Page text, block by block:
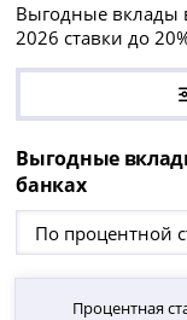
Выгодные вклады
2026 ставки до
вкладов в
срок от 1 до
000 ₽.
Выгодные
банках
По процентной
Процентная